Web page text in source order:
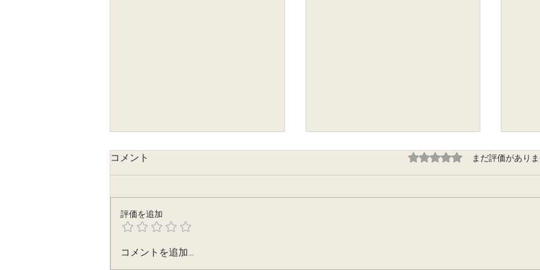
大村高校、東京同窓会会誌
TAKE OFF様ホームページ撮
コメント 5つ星のうち0と評価されて
まだ評価があり
評価を追加
コメントを追加…